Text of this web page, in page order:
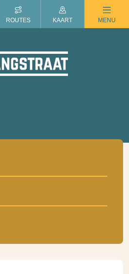
ROUTES KAART MENU